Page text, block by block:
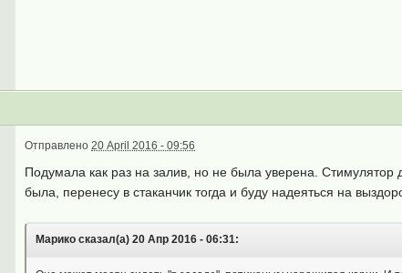
Отправлено 20 April 2016 - 09:56
Подумала как раз на залив, но не была уверена. Стимулятор
была, перенесу в стаканчик тогда и буду надеяться на
Марико сказал(а) 20 Апр 2016 - 06:31: